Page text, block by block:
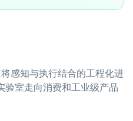
感知与执行结合的工程化进
验室走向消费和工业级产品